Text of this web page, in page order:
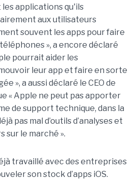
applications qu'ils
aux utilisateurs
souvent les apps pour faire
», a encore déclaré
pourrait aider les
leur app et faire en sorte
», a aussi déclaré le CEO de
« Apple ne peut pas apporter
de support technique, dans la
pas mal d’outils d’analyses et
sur le marché ».
travaillé avec des entreprises
son stock d’apps iOS.